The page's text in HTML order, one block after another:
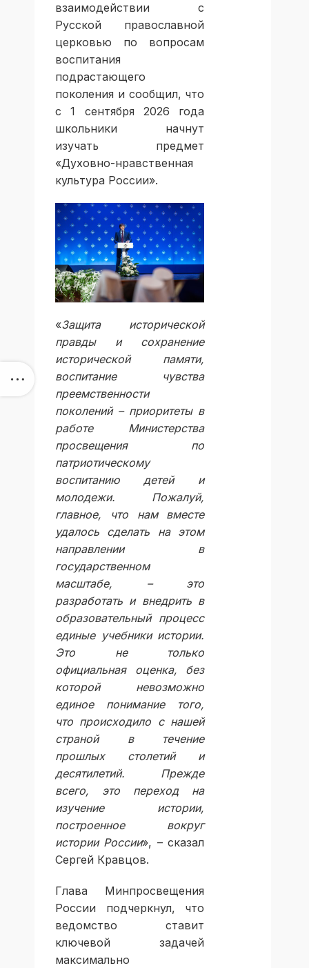
взаимодействии с
Русской православной
церковью по вопросам
воспитания
подрастающего
поколения и сообщил, что
с 1 сентября 2026 года
школьники начнут
изучать предмет
«Духовно-нравственная
культура России».
«Защита исторической
правды и сохранение
исторической памяти,
воспитание чувства
преемственности
поколений – приоритеты в
работе Министерства
просвещения по
патриотическому
воспитанию детей и
молодежи. Пожалуй,
главное, что нам вместе
удалось сделать на этом
направлении в
государственном
масштабе, – это
разработать и внедрить в
образовательный процесс
единые учебники истории.
Это не только
официальная оценка, без
которой невозможно
единое понимание того,
что происходило с нашей
страной в течение
прошлых столетий и
десятилетий. Прежде
всего, это переход на
изучение истории,
построенное вокруг
истории России», – сказал
Сергей Кравцов.
Глава Минпросвещения
России подчеркнул, что
ведомство ставит
ключевой задачей
максимально